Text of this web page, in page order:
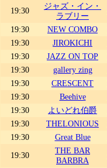
19:30
ジャズ・イン・
ラブリー
19:30
NEW COMBO
19:30
JIROKICHI
19:30
JAZZ ON TOP
19:30
gallery zing
19:30
CRESCENT
19:30
Beehive
19:30
よいどれ伯爵
19:30
THELONIOUS
19:30
Great Blue
19:30
THE BAR
BARBRA